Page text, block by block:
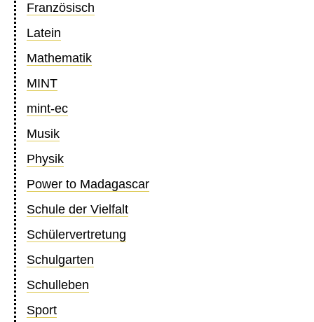
Französisch
Latein
Mathematik
MINT
mint-ec
Musik
Physik
Power to Madagascar
Schule der Vielfalt
Schülervertretung
Schulgarten
Schulleben
Sport